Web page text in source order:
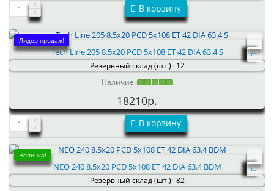
В корзину
Лидер продаж!
Tech Line 205 8.5x20 PCD 5x108 ET 42 DIA 63.4 S
Резервный склад (шт.): 12
Наличие:
18210р.
В корзину
Новинка!
NEO 240 8.5x20 PCD 5x108 ET 42 DIA 63.4 BDM
Резервный склад (шт.): 82